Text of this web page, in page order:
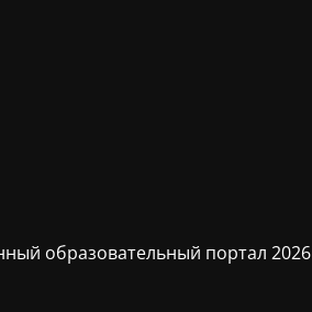
образовательный портал 2026